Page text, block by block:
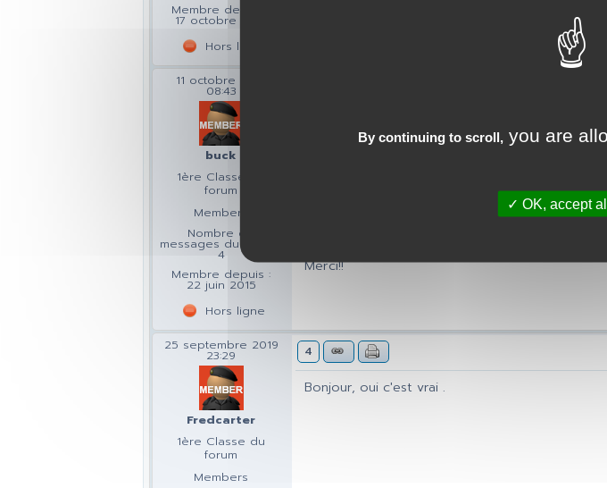
Membre depuis :
17 octobre 2017
Hors ligne
11 octobre 2018
08:43
buck
1ère Classe du
forum
Members
Nombre de
messages du forum :
4
Membre depuis :
22 juin 2015
Hors ligne
Je vais rebondir sur ce sujet en vous posant
J'ai bientot 22ans de service et je finirais a 27
civile? est ce que mes 27 années d'armée
On m'a dit que ma retraite civile sera
Merci!!
25 septembre 2019
23:29
Fredcarter
1ère Classe du
forum
Members
4
Bonjour, oui c'est vrai .
By continuing to scroll, you are
✓ OK, accept